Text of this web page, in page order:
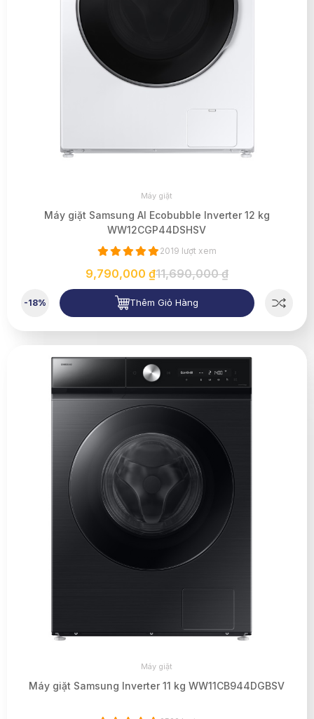
Máy giặt
Máy giặt Samsung AI Ecobubble Inverter 12 kg
WW12CGP44DSHSV
2019 lượt xem
9,790,000 ₫11,690,000 ₫
-18% Thêm Giỏ Hàng
Máy giặt
Máy giặt Samsung Inverter 11 kg WW11CB944DGBSV